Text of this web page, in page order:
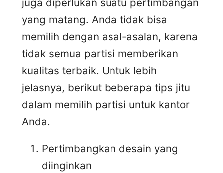
juga diperlukan suatu pertimbangan
yang matang. Anda tidak bisa
memilih dengan asal-asalan, karena
tidak semua partisi memberikan
kualitas terbaik. Untuk lebih
jelasnya, berikut beberapa tips jitu
dalam memilih partisi untuk kantor
Anda.
Pertimbangkan desain yang
diinginkan